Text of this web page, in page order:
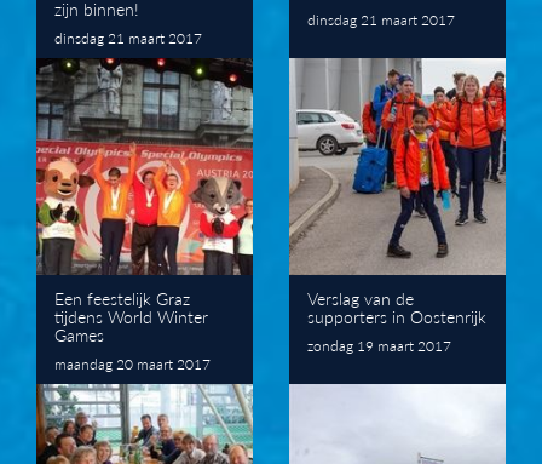
zijn binnen!
dinsdag 21 maart 2017
dinsdag 21 maart 2017
Een feestelijk Graz
tijdens World Winter
Games
maandag 20 maart 2017
Verslag van de
supporters in Oostenrijk
zondag 19 maart 2017